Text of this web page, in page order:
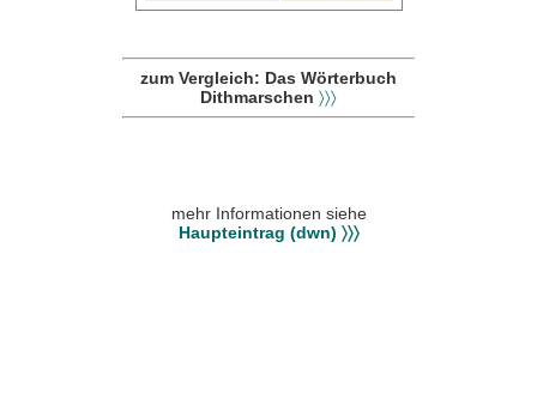
zum Vergleich: Das Wörterbuch
Dithmarschen 〉〉〉
mehr Informationen siehe
Haupteintrag (dwn) 〉〉〉